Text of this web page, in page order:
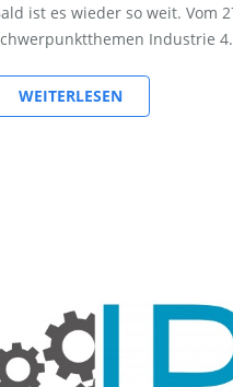
ist es wieder so weit. Vom
Industrie
WEITERLESEN